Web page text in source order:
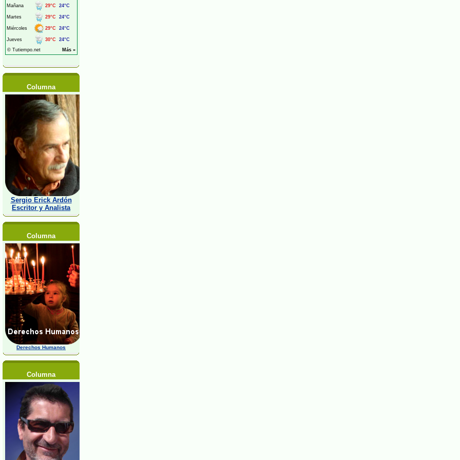
Columna
Sergio Erick Ardón
Escritor y Analista
Columna
Derechos Humanos
Columna